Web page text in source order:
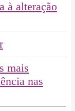
à alteração
mais
nas